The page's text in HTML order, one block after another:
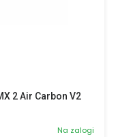
2 Air Carbon V2
Na zalogi